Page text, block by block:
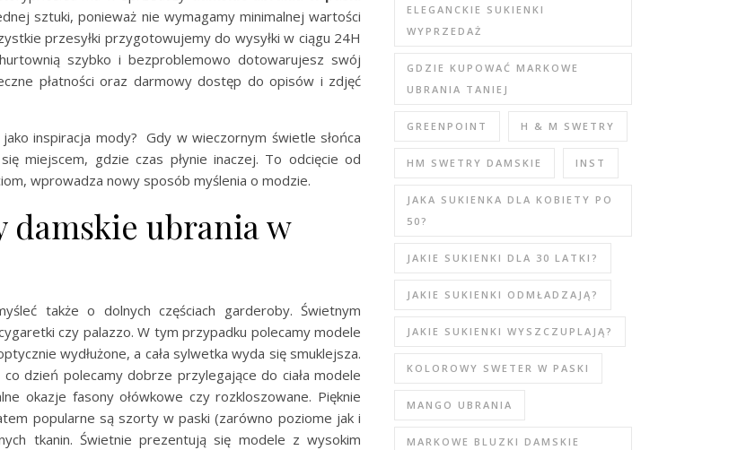
sztuki, ponieważ nie wymagamy minimalnej wartości
przesyłki przygotowujemy do wysyłki w ciągu 24H
szybko i bezproblemowo dotowarujesz swój
płatności oraz darmowy dostęp do opisów i zdjęć
inspiracja mody? Gdy w wieczornym świetle słońca
miejscem, gdzie czas płynie inaczej. To odcięcie od
wprowadza nowy sposób myślenia o modzie.
damskie ubrania w
także o dolnych częściach garderoby. Świetnym
czy palazzo. W tym przypadku polecamy modele
wydłużone, a cała sylwetka wyda się smuklejsza.
dzień polecamy dobrze przylegające do ciała modele
okazje fasony ołówkowe czy rozkloszowane. Pięknie
popularne są szorty w paski (zarówno poziome jak i
tkanin. Świetnie prezentują się modele z wysokim
ELEGANCKIE SUKIENKI
WYPRZEDAŻ
GDZIE KUPOWAĆ MARKOWE
UBRANIA TANIEJ
GREENPOINT H & M SWETRY
HM SWETRY DAMSKIE INST
JAKA SUKIENKA DLA KOBIETY PO
50?
JAKIE SUKIENKI DLA 30 LATKI?
JAKIE SUKIENKI ODMŁADZAJĄ?
JAKIE SUKIENKI WYSZCZUPLAJĄ?
KOLOROWY SWETER W PASKI
MANGO UBRANIA
MARKOWE BLUZKI DAMSKIE